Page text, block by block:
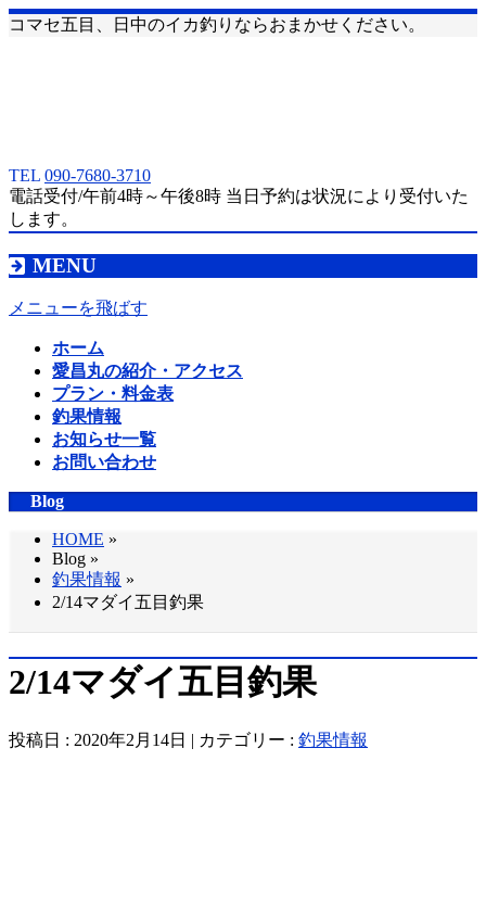
コマセ五目、日中のイカ釣りならおまかせください。
TEL 090-7680-3710
電話受付/午前4時～午後8時 当日予約は状況により受付いた
します。
MENU
メニューを飛ばす
ホーム
愛昌丸の紹介・アクセス
プラン・料金表
釣果情報
お知らせ一覧
お問い合わせ
Blog
HOME »
Blog »
釣果情報 »
2/14マダイ五目釣果
2/14マダイ五目釣果
投稿日 : 2020年2月14日 | カテゴリー : 釣果情報